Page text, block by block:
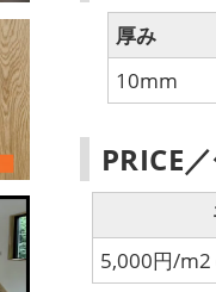
厚み
10mm
PRICE
5,000円/m2